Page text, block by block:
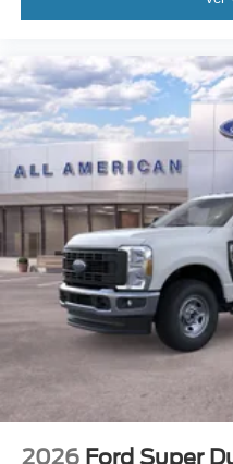
2026 Ford Super